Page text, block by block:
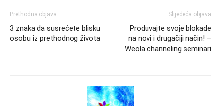
Prethodna objava
3 znaka da susrećete blisku
osobu iz prethodnog života
Slijedeća objava
Produvajte svoje blokade
na novi i drugačiji način! –
Weola channeling seminari